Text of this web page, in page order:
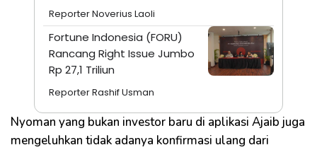
Reporter Noverius Laoli
Fortune Indonesia (FORU)
Rancang Right Issue Jumbo
Rp 27,1 Triliun
Reporter Rashif Usman
Nyoman yang bukan investor baru di aplikasi Ajaib juga
mengeluhkan tidak adanya konfirmasi ulang dari